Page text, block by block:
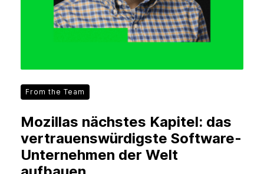
From the Team
Mozillas nächstes Kapitel: das
vertrauenswürdigste Software-
Unternehmen der Welt